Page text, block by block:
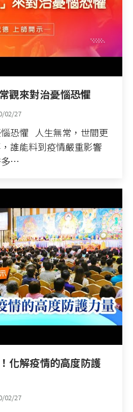
觀來對治憂惱恐懼
02/27
恐懼 人生無常，世間更
誰能料到疫情嚴重影響
多…
化解疫情的高度防護
02/27